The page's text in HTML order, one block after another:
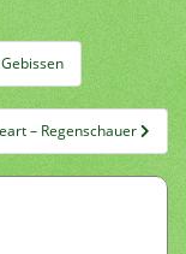
– Regenschauer